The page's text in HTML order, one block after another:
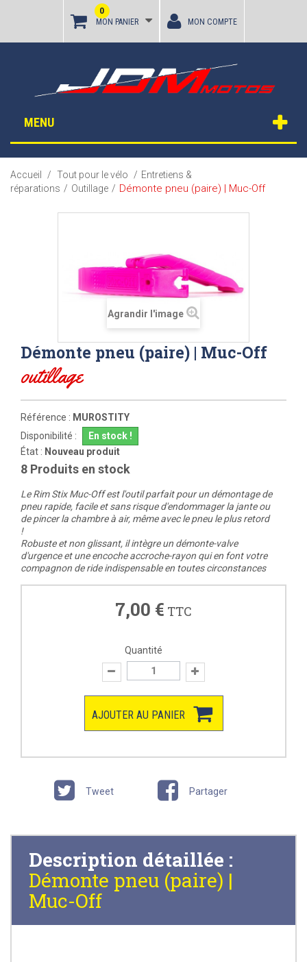
MON PANIER
0
MON COMPTE
MENU
Accueil / Tout pour le vélo / Entretiens &
réparations / Outillage / Démonte pneu (paire) | Muc-Off
Agrandir l'image
Démonte pneu (paire) | Muc-Off
outillage
Référence : MUROSTITY
Disponibilité :
En stock !
État : Nouveau produit
8 Produits en stock
Le Rim Stix Muc-Off est l'outil parfait pour un démontage de
pneu rapide, facile et sans risque d'endommager la jante ou
de pincer la chambre à air, même avec le pneu le plus retord
!
Robuste et non glissant, il intègre un démonte-valve
d'urgence et une encoche accroche-rayon qui en font votre
compagnon de ride indispensable en toutes circonstances
7,00 € TTC
Quantité
AJOUTER AU PANIER
Tweet Partager
Description détaillée :
Démonte pneu (paire) |
Muc-Off